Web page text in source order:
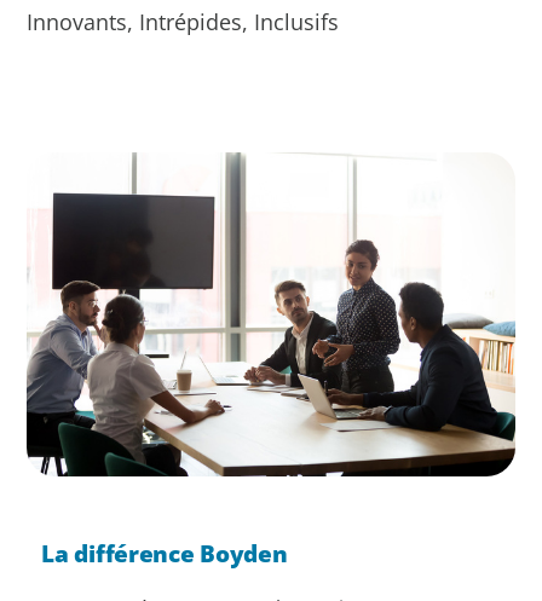
Innovants, Intrépides, Inclusifs
La différence Boyden